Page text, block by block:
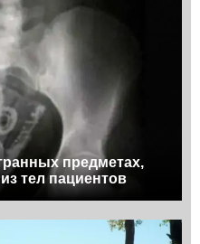
предметах,
тел пациентов